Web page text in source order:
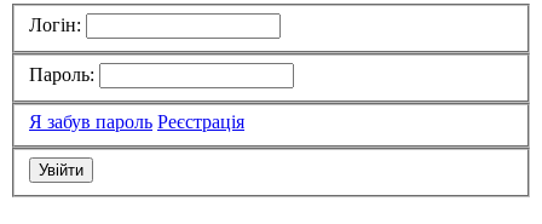
Логін:
Пароль:
Я забув пароль Реєстрація